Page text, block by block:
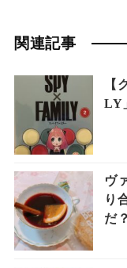
関連記事
【
LY
ヴ
り
だ